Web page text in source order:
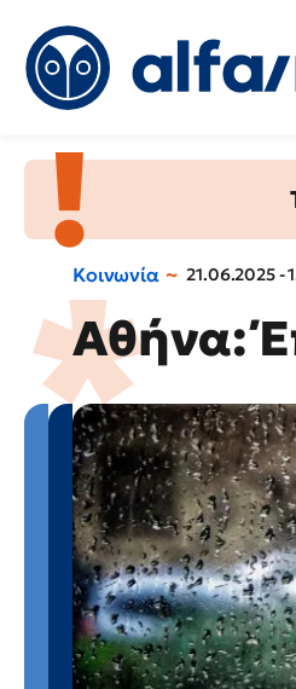
Κοινωνία 21.06.2025 -
Αθήνα: